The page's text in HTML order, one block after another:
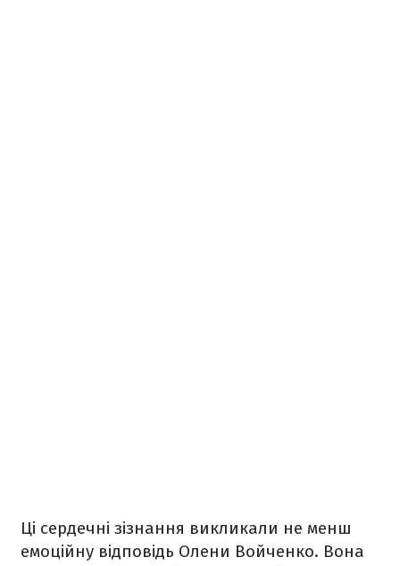
Ці сердечні зізнання викликали не менш
емоційну відповідь Олени Войченко. Вона